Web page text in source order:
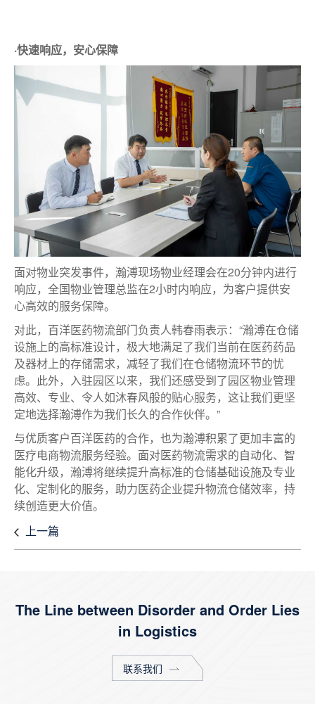
·快速响应，安心保障
面对物业突发事件，瀚溥现场物业经理会在20分钟内进行
响应，全国物业管理总监在2小时内响应，为客户提供安
心高效的服务保障。
对此，百洋医药物流部门负责人韩春雨表示：“瀚溥在仓储
设施上的高标准设计，极大地满足了我们当前在医药药品
及器材上的存储需求，减轻了我们在仓储物流环节的忧
虑。此外，入驻园区以来，我们还感受到了园区物业管理
高效、专业、令人如沐春风般的贴心服务，这让我们更坚
定地选择瀚溥作为我们长久的合作伙伴。”
与优质客户百洋医药的合作，也为瀚溥积累了更加丰富的
医疗电商物流服务经验。面对医药物流需求的自动化、智
能化升级，瀚溥将继续提升高标准的仓储基础设施及专业
化、定制化的服务，助力医药企业提升物流仓储效率，持
续创造更大价值。
上一篇
The Line between Disorder and Order Lies
in Logistics
联系我们